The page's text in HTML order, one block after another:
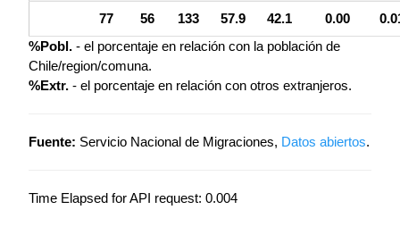
77 56 133 57.9 42.1 0.00
%Pobl. - el porcentaje en relación con la población de
Chile/region/comuna.
%Extr. - el porcentaje en relación con otros extranjeros.
Fuente: Servicio Nacional de Migraciones, Datos abiertos.
Time Elapsed for API request: 0.004